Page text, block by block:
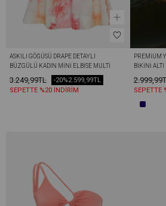
ASKILI GÖĞÜSÜ DRAPE DETAYLI
BÜZGÜLÜ KADIN MINI ELBISE MULTİ
3.249,99TL 2.599,99TL
-20%
SEPETTE %20 İNDİRİM
PREMIUM
BIKINI ALTI
SEPETTE